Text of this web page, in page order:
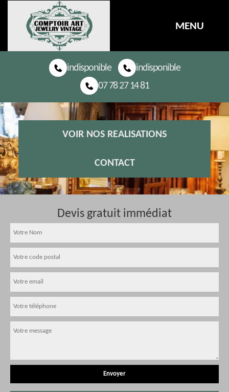
MENU
indisponible
indisponible
07 78 27 14 81
VOIR NOS REALISATIONS
CONTACT
Devis gratuit immédiat